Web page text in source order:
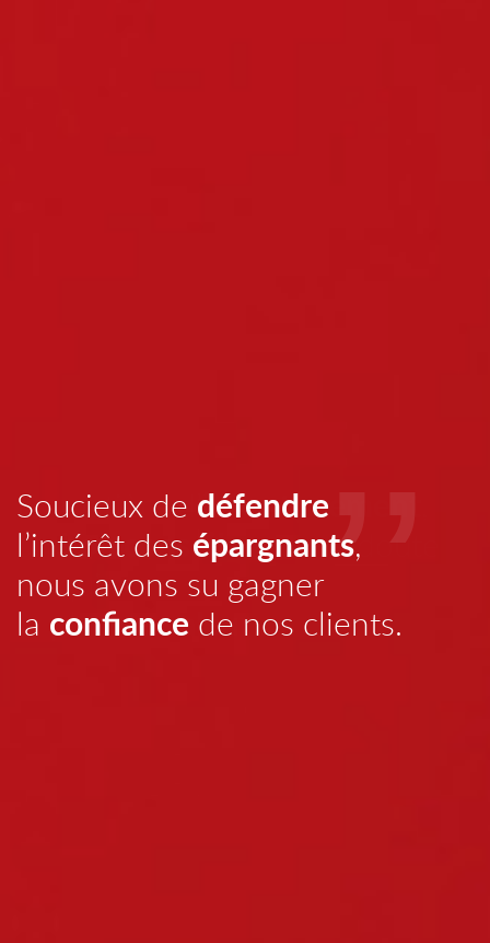
En matière d’investissement
unbon conseilest sans doute
ce qui a
le plus devaleur.
Soucieux de défendre
l’intérêt des épargnants,
nous avons su gagner
la confiance de nos clients.